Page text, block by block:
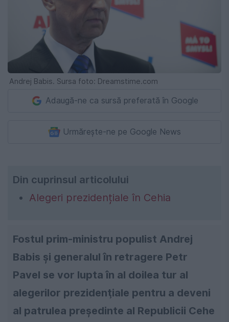
Andrej Babis. Sursa foto: Dreamstime.com
Adaugă-ne ca sursă preferată în Google
Urmărește-ne pe Google News
Din cuprinsul articolului
Alegeri prezidențiale în Cehia
Fostul prim-ministru populist Andrej
Babis și generalul în retragere Petr
Pavel se vor lupta în al doilea tur al
alegerilor prezidenţiale pentru a deveni
al patrulea preşedinte al Republicii Cehe